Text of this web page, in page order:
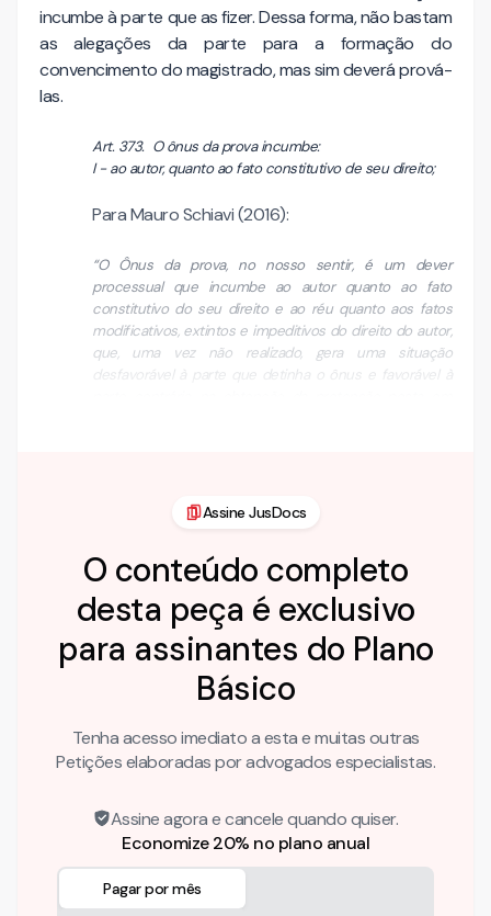
incumbe à parte que as fizer. Dessa forma, não bastam
as alegações da parte para a formação do
convencimento do magistrado, mas sim deverá prová-
las.
Art. 373. O ônus da prova incumbe:
I - ao autor, quanto ao fato constitutivo de seu direito;
Para Mauro Schiavi (2016):
“O Ônus da prova, no nosso sentir, é um dever
processual que incumbe ao autor quanto ao fato
constitutivo do seu direito e ao réu quanto aos fatos
modificativos, extintos e impeditivos do direito do autor,
que, uma vez não realizado, gera uma situação
desfavorável à parte que detinha o ônus e favorável à
Assine JusDocs
O conteúdo completo
desta peça é exclusivo
para assinantes do Plano
Básico
Tenha acesso imediato a esta e muitas outras
Petições elaboradas por advogados especialistas.
Assine agora e cancele quando quiser.
Economize 20% no plano anual
Pagar por mês